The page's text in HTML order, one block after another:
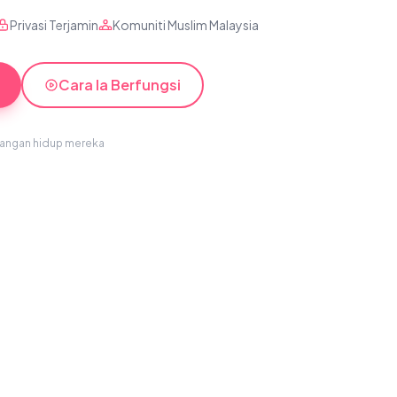
Privasi Terjamin Komuniti Muslim Malaysia
Cara Ia Berfungsi
hidup mereka